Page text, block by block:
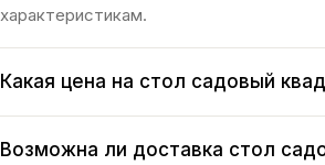
характеристикам.
Какая цена на стол садовый
Возможна ли доставка стол